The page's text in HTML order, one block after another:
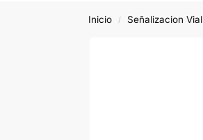
Inicio / Señalizacion Vial